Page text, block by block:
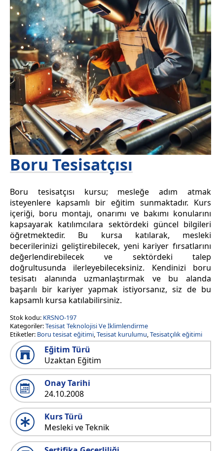
Boru Tesisatçısı
Boru tesisatçısı kursu; mesleğe adım atmak
isteyenlere kapsamlı bir eğitim sunmaktadır. Kurs
içeriği, boru montajı, onarımı ve bakımı konularını
kapsayarak katılımcılara sektördeki güncel bilgileri
öğretmektedir. Bu kursa katılarak, mesleki
becerilerinizi geliştirebilecek, yeni kariyer fırsatlarını
değerlendirebilecek ve sektördeki talep
doğrultusunda ilerleyebileceksiniz. Kendinizi boru
tesisatı alanında uzmanlaştırmak ve bu alanda
başarılı bir kariyer yapmak istiyorsanız, siz de bu
kapsamlı kursa katılabilirsiniz.
Stok kodu: KRSNO-197
Kategoriler:Tesisat Teknolojisi Ve İklimlendirme
Etiketler: Boru tesisat eğitimi,Tesisat kurulumu,Tesisatçılık eğitimi
Eğitim Türü
Uzaktan Eğitim
Onay Tarihi
24.10.2008
Kurs Türü
Mesleki ve Teknik